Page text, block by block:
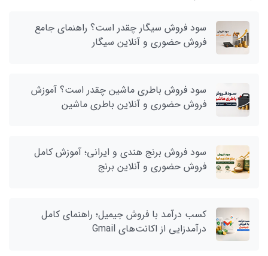
سود فروش سیگار چقدر است؟ راهنمای جامع
فروش حضوری و آنلاین سیگار
سود فروش باطری ماشین چقدر است؟ آموزش
فروش حضوری و آنلاین باطری ماشین
سود فروش برنج هندی و ایرانی؛ آموزش کامل
فروش حضوری و آنلاین برنج
کسب درآمد با فروش جیمیل؛ راهنمای کامل
درآمدزایی از اکانت‌های Gmail